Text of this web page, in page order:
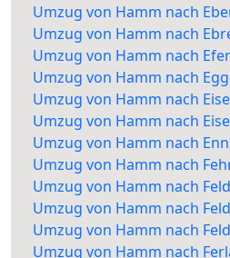
Umzug von Hamm nach
Umzug von Hamm nach
Umzug von Hamm nach
Umzug von Hamm nach
Umzug von Hamm nach
Umzug von Hamm nach
Umzug von Hamm nach
Umzug von Hamm nach
Umzug von Hamm nach
Umzug von Hamm nach
Umzug von Hamm nach
Umzug von Hamm nach